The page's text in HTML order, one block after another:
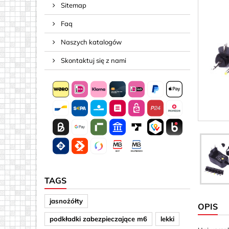
Śruby
Taśma,
Złącza
Magnesy
Sitemap
Faq
Naszych katalogów
Skontaktuj się z nami
TAGS
jasnożółty
podkładki zabezpieczające m6 lekki
OPIS